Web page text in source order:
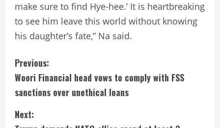
make sure to find Hye-hee.’ It is heartbreaking
to see him leave this world without knowing
his daughter’s fate,” Na said.
C
o
n
Previous:
Woori Financial head vows to comply with FSS
sanctions over unethical loans
Next: